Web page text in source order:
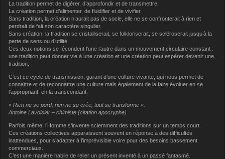
La tradition permet de digérer, d’approfondir et de transmettre.
La création permet d’alimenter, de fluidifier et de vivifier.
Sans tradition, la création n’aurait pas de socle, elle ne se confronterait à rien et
perdrait de fait son caractère singulier.
Sans création, la tradition se cristalliserait, se folkloriserait, se scléroserait jusqu’à la
perte de sens ou d’utilité.
Ces deux notions se fécondent l’une l’autre dans un mouvement circulaire constant :
une tradition peut donner vie à une création et une création peut espérer devenir une
tradition.
C’est ce cycle de transmission, garant d’une culture vivante, qui nous permet de
connaître et de reconnaître une culture mais également de la faire évoluer en se
l’appropriant, en la transcendant.
« Rien ne se perd, rien ne se crée, tout se transforme ».
Antoine Lavoisier – chimiste (citation apocryphe)
Parfois même, l’Homme s’invente sciemment des traditions sur un temps court.
Ces créations collectives apparaissent souvent en réponse à des difficultés
inattendues, pour s’adapter à l’imprévisible voire pour des besoins bassement
commerciaux.
C’est une manière habile de relier un présent inventé à un passé fantasmé.